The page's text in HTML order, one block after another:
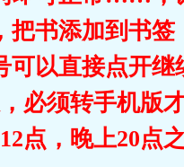
书添加到书签
可以直接点开继
必须转手机版
点，晚上20点之